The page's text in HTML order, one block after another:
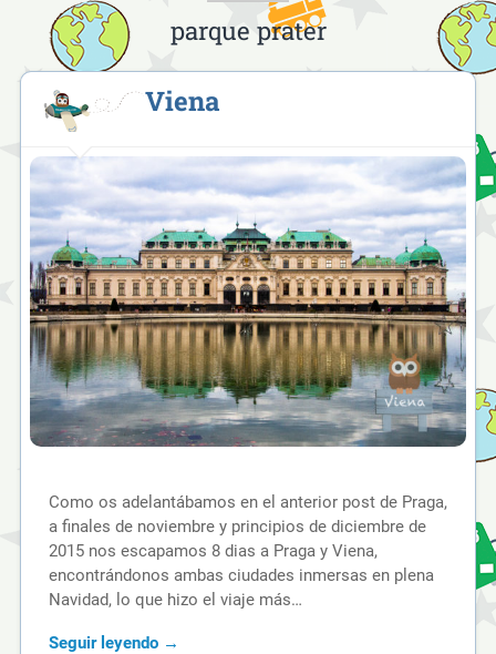
parque prater
Viena
Como os adelantábamos en el anterior post de Praga,
a finales de noviembre y principios de diciembre de
2015 nos escapamos 8 dias a Praga y Viena,
encontrándonos ambas ciudades inmersas en plena
Navidad, lo que hizo el viaje más…
Seguir leyendo →